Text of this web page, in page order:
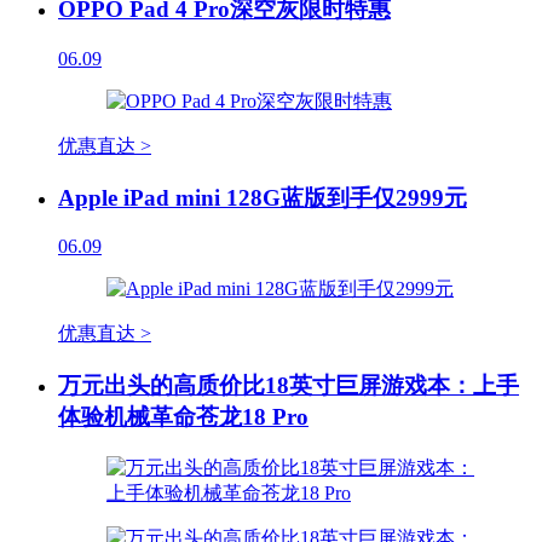
OPPO Pad 4 Pro深空灰限时特惠
06.09
优惠直达 >
Apple iPad mini 128G蓝版到手仅2999元
06.09
优惠直达 >
万元出头的高质价比18英寸巨屏游戏本：上手
体验机械革命苍龙18 Pro